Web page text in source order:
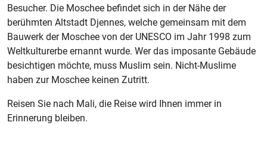
Besucher. Die Moschee befindet sich in der Nähe der
berühmten Altstadt Djennes, welche gemeinsam mit dem
Bauwerk der Moschee von der UNESCO im Jahr 1998 zum
Weltkulturerbe ernannt wurde. Wer das imposante Gebäude
besichtigen möchte, muss Muslim sein. Nicht-Muslime
haben zur Moschee keinen Zutritt.
Reisen Sie nach Mali, die Reise wird Ihnen immer in
Erinnerung bleiben.